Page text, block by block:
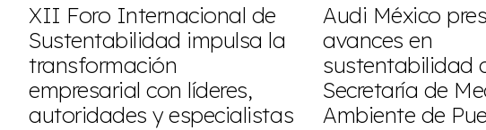
XII Foro Internacional de
Sustentabilidad impulsa la
transformación
empresarial con líderes,
autoridades y especialistas
Audi México
avances en
sustentabilidad
Secretaría de
Ambiente de